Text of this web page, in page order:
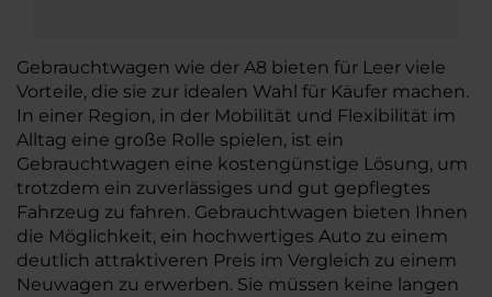
Gebrauchtwagen wie der A8 bieten für Leer viele
Vorteile, die sie zur idealen Wahl für Käufer machen.
In einer Region, in der Mobilität und Flexibilität im
Alltag eine große Rolle spielen, ist ein
Gebrauchtwagen eine kostengünstige Lösung, um
trotzdem ein zuverlässiges und gut gepflegtes
Fahrzeug zu fahren. Gebrauchtwagen bieten Ihnen
die Möglichkeit, ein hochwertiges Auto zu einem
deutlich attraktiveren Preis im Vergleich zu einem
Neuwagen zu erwerben. Sie müssen keine langen